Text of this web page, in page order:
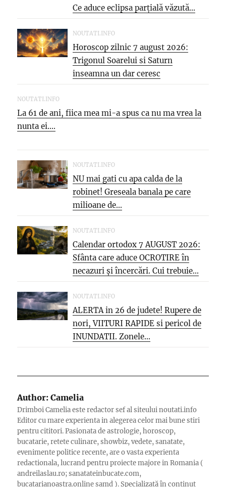
Ce aduce eclipsa parțială văzută...
NOUTATI.INFO
Horoscop zilnic 7 august 2026:
Trigonul Soarelui si Saturn
inseamna un dar ceresc
NOUTATI.INFO
La 61 de ani, fiica mea mi-a spus ca nu ma vrea la
nunta ei....
NOUTATI.INFO
NU mai gati cu apa calda de la
robinet! Greseala banala pe care
milioane de...
NOUTATI.INFO
Calendar ortodox 7 AUGUST 2026:
Sfânta care aduce OCROTIRE în
necazuri și încercări. Cui trebuie...
NOUTATI.INFO
ALERTA in 26 de judete! Rupere de
nori, VIITURI RAPIDE si pericol de
INUNDATII. Zonele...
Author: Camelia
Drimboi Camelia este redactor sef al siteului noutati.info
Editor cu mare experienta in alegerea celor mai bune stiri
pentru cititori. Pasionata de astrologie, horoscop,
bucatarie, retete culinare, showbiz, vedete, sanatate,
evenimente politice recente, are o vasta experienta
redactionala, lucrand pentru proiecte majore in Romania (
andreilaslau.ro; sanatateinbucate.com,
bucatarianoastra.online samd ). Specializată în continut